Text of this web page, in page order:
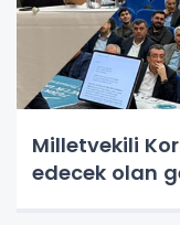
Milletvekili
edecek olan